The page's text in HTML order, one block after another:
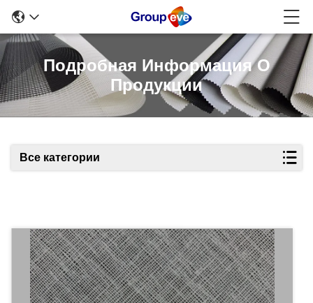
Подробная Информация О
Продукции
Все категории